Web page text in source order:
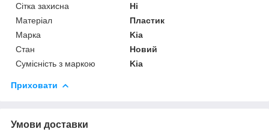
Сітка захисна
Ні
Матеріал
Пластик
Марка
Kia
Стан
Новий
Сумісність з маркою
Kia
Приховати
Умови доставки